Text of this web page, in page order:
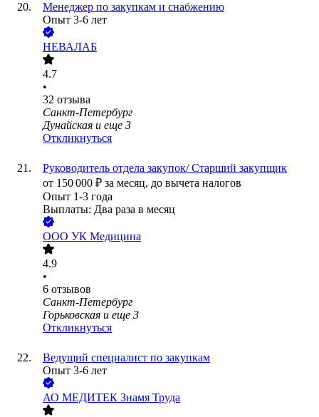
Менеджер по закупкам и снабжению
Опыт 3-6 лет
НЕВАЛАБ
4.7
•
32 отзыва
Санкт-Петербург
Дунайская и еще 3
Откликнуться
Руководитель отдела закупок/ Старший закупщик
от 150 000 ₽ за месяц, до вычета налогов
Опыт 1-3 года
Выплаты: Два раза в месяц
ООО УК Медицина
4.9
•
6 отзывов
Санкт-Петербург
Горьковская и еще 3
Откликнуться
Ведущий специалист по закупкам
Опыт 3-6 лет
АО МЕДИТЕК Знамя Труда